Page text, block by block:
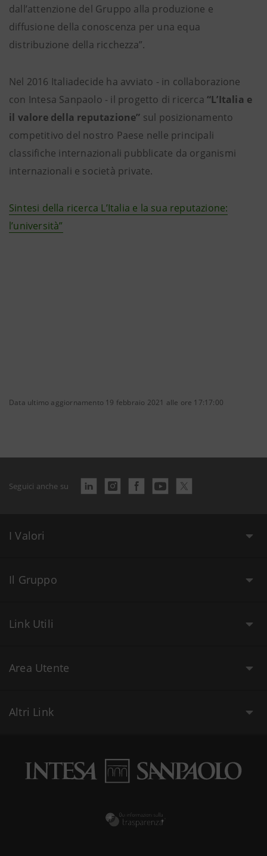
dall’attenzione del Gruppo alla produzione e
diffusione della conoscenza per una equa
distribuzione della ricchezza”.
Nel 2016 Italiadecide ha avviato - in collaborazione
con Intesa Sanpaolo - il progetto di ricerca “L’Italia e
il valore della reputazione” sul posizionamento
competitivo del nostro Paese nelle principali
classifiche internazionali pubblicate da organismi
internazionali e società private.
Sintesi della ricerca L’Italia e la sua reputazione:
l’università”
Data ultimo aggiornamento 19 febbraio 2021 alle ore 17:17:00
Seguici anche su
I Valori
Il Gruppo
Link Utili
Area Utente
Altri Link